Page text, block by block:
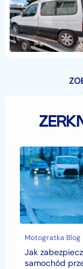
Jak
zabezpieczyć
samochód
przed
jesiennymi
chłodami
i
deszczem?
Motogratka Blog
Jak
samochód